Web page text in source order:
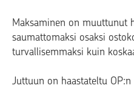
Maksaminen on muuttunut
saumattomaksi osaksi
turvallisemmaksi kuin
Juttuun on haastateltu OP:n